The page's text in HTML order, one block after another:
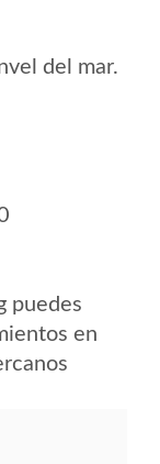
del mar.
puedes
en